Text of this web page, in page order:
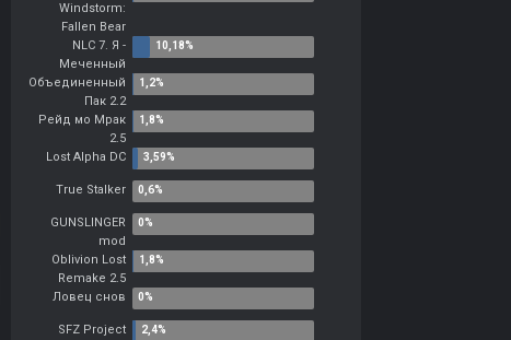
Windstorm:
Fallen Bear
NLC 7. Я -
Меченный
Объединенный
Пак 2.2
Рейд мо Мрак
2.5
Lost Alpha DC
True Stalker
GUNSLINGER
mod
Oblivion Lost
Remake 2.5
Ловец снов
SFZ Project